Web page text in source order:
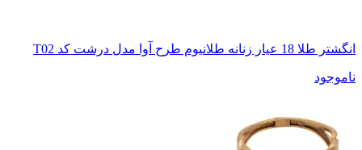
انگشتر طلا 18 عیار زنانه طلانیوم طرح آوا مدل درشت کد T02
ناموجود